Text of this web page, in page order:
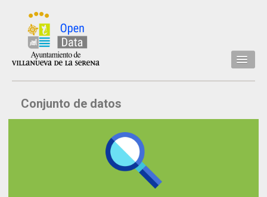
Inicio
Datos
Conjunto de datos